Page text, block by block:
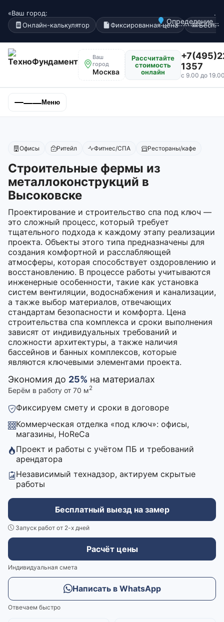
«Ваш город:
Определение...
.
Онлайн-калькулятор
Фиксированная цена
Ваш
город
Москва
Рассчитайте
стоимость
онлайн
1357
с 9.00 до
Меню
Офисы Ритейл Фитнес/СПА Рестораны/кафе
Строительные фермы из
металлоконструкций в
Высоковске
Проектирование и строительство спа под ключ —
это сложный процесс, который требует
тщательного подхода к каждому этапу реализации
проекта. Объекты этого типа предназначены для
создания комфортной и расслабляющей
атмосферы, которая способствует оздоровлению и
восстановлению. В процессе работы учитываются
инженерные особенности, такие как установка
систем вентиляции, водоснабжения и канализации,
а также выбор материалов, отвечающих
стандартам безопасности и комфорта. Цена
строительства спа комплекса и сроки выполнения
зависят от индивидуальных требований и
сложности архитектуры, а также наличия
бассейнов и банных комплексов, которые
являются ключевыми элементами проекта.
Экономия до 25% на материалах
Берём в работу от 70 м2
Фиксируем смету и сроки в договоре
Коммерческая отделка «под ключ»: офисы,
магазины, HoReCa
Проект и работы с учётом ПБ и требований
арендатора
Независимый технадзор, актируем скрытые
работы
Бесплатный выезд на замер
Запуск работ от 2-х дней
Расчёт цены
Индивидуальная смета
Написать в WhatsApp
Отвечаем быстро